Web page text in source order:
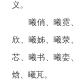
义。
曦俏、曦霓、
欣、曦姊、曦荥
芯、曦书、曦娈
焓、曦芃。